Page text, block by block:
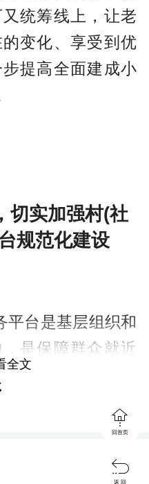
统筹线上，让老
变化、享受到优
提高全面建成小
切实加强村(社
规范化建设
台是基层组织和
是保障群众就近
现社会源头治理
湖南各地按照中
建立财政投入为
力推进村(社区)综
全文

回首页

返 回